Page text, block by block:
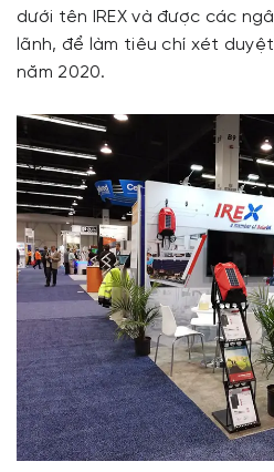
dưới tên IREX và được các
lãnh, để làm tiêu chí xét
năm 2020.